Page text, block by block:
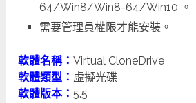
64/Win8/Win8-64/Win10 。
需要管理員權限才能安裝。
軟體名稱：Virtual CloneDrive
軟體類型： 虛擬光碟
軟體版本：5.5